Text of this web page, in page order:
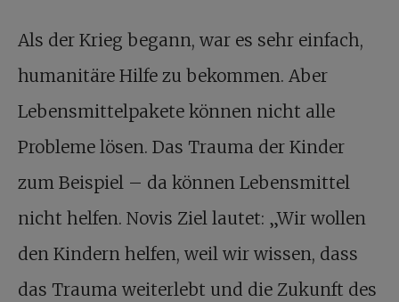
Als der Krieg begann, war es sehr einfach,
humanitäre Hilfe zu bekommen. Aber
Lebensmittelpakete können nicht alle
Probleme lösen. Das Trauma der Kinder
zum Beispiel – da können Lebensmittel
nicht helfen. Novis Ziel lautet: „Wir wollen
den Kindern helfen, weil wir wissen, dass
das Trauma weiterlebt und die Zukunft des